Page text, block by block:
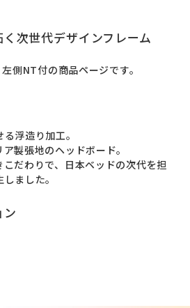
次世代デザインフレーム
側NT付の商品ページです。
浮造り加⼯。
製張地のヘッドボード。
だわりで、日本ベッドの次代を担
ました。
ン